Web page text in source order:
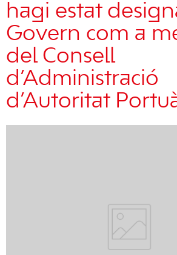
hagi estat
Govern com a
del Consell
d’Administració
d’Autoritat